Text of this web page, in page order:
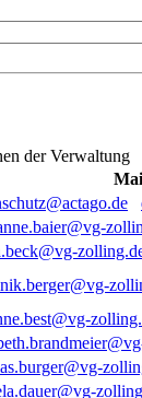
der Verwaltung